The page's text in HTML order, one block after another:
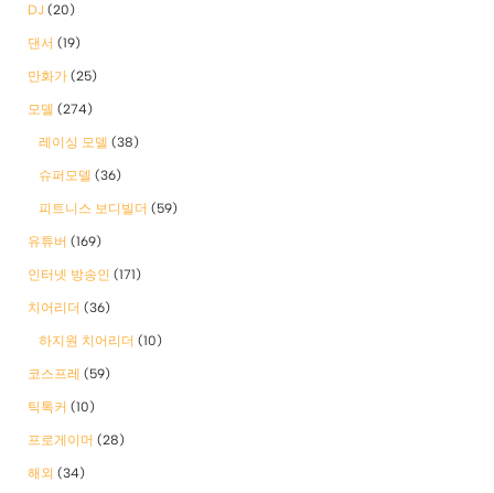
DJ (20)
댄서 (19)
만화가 (25)
모델 (274)
레이싱 모델 (38)
슈퍼모델 (36)
피트니스 보디빌더 (59)
유튜버 (169)
인터넷 방송인 (171)
치어리더 (36)
하지원 치어리더 (10)
코스프레 (59)
틱톡커 (10)
프로게이머 (28)
해외 (34)